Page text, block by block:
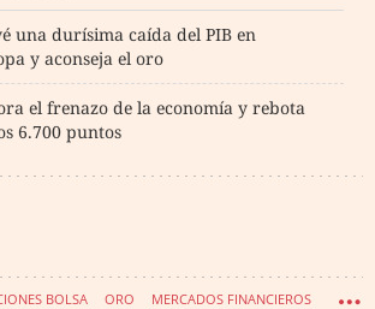
una durísima caída del PIB en
y aconseja el oro
el frenazo de la economía y rebota
6.700 puntos
BOLSA ORO MERCADOS FINANCIEROS